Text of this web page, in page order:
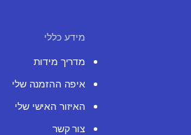
מידע כללי
מדריך מידות
איפה ההזמנה שלי
האיזור האישי שלי
צור קשר